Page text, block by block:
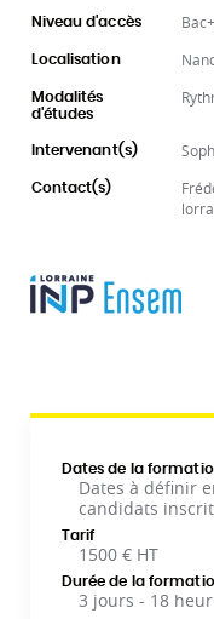
Niveau d'accès
Localisation
Modalités
d'études
Intervenant(s)
Contact(s)
Dates de la
Dates à définir
candidats
Tarif
1500 € HT
Durée de la
3 jours - 18